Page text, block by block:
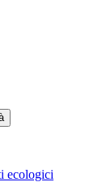
ecologici